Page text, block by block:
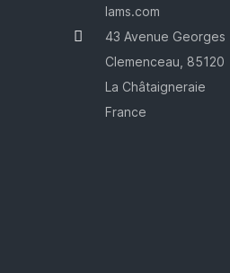
lams.com
43 Avenue Georges
Clemenceau, 85120
La Châtaigneraie
France